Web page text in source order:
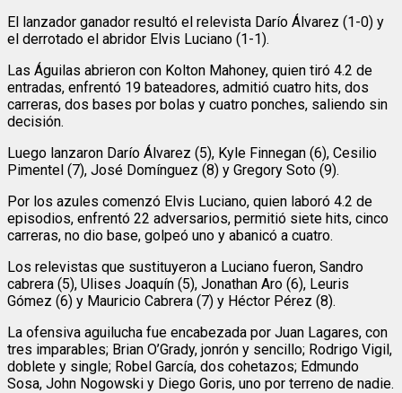
El lanzador ganador resultó el relevista Darío Álvarez (1-0) y
el derrotado el abridor Elvis Luciano (1-1).
Las Águilas abrieron con Kolton Mahoney, quien tiró 4.2 de
entradas, enfrentó 19 bateadores, admitió cuatro hits, dos
carreras, dos bases por bolas y cuatro ponches, saliendo sin
decisión.
Luego lanzaron Darío Álvarez (5), Kyle Finnegan (6), Cesilio
Pimentel (7), José Domínguez (8) y Gregory Soto (9).
Por los azules comenzó Elvis Luciano, quien laboró 4.2 de
episodios, enfrentó 22 adversarios, permitió siete hits, cinco
carreras, no dio base, golpeó uno y abanicó a cuatro.
Los relevistas que sustituyeron a Luciano fueron, Sandro
cabrera (5), Ulises Joaquín (5), Jonathan Aro (6), Leuris
Gómez (6) y Mauricio Cabrera (7) y Héctor Pérez (8).
La ofensiva aguilucha fue encabezada por Juan Lagares, con
tres imparables; Brian O’Grady, jonrón y sencillo; Rodrigo Vigil,
doblete y single; Robel García, dos cohetazos; Edmundo
Sosa, John Nogowski y Diego Goris, uno por terreno de nadie.